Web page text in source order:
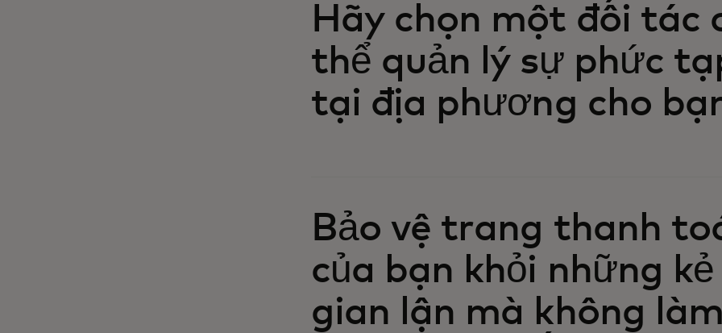
Hãy chọn một đối tác
thể quản lý sự phức
tại địa phương cho
Bảo vệ trang thanh
của bạn khỏi những kẻ
gian lận mà không làm